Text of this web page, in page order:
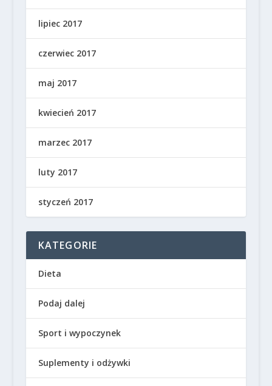
lipiec 2017
czerwiec 2017
maj 2017
kwiecień 2017
marzec 2017
luty 2017
styczeń 2017
KATEGORIE
Dieta
Podaj dalej
Sport i wypoczynek
Suplementy i odżywki